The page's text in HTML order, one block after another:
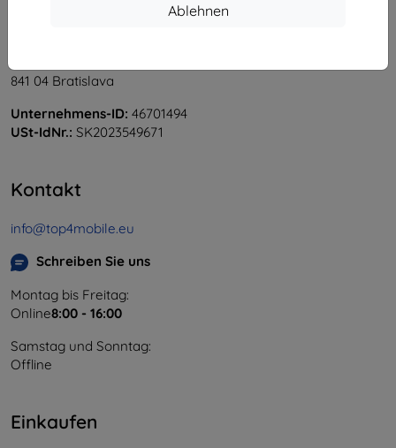
Ablehnen
841 04 Bratislava
Unternehmens-ID: 46701494
USt-IdNr.: SK2023549671
Kontakt
info@top4mobile.eu
Schreiben Sie uns
Montag bis Freitag:
Online8:00 - 16:00
Samstag und Sonntag:
Offline
Einkaufen